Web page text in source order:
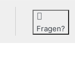
Fragen?